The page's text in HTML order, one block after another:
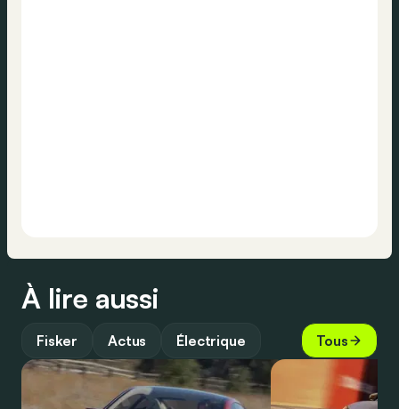
À lire aussi
Fisker Actus Électrique Tous